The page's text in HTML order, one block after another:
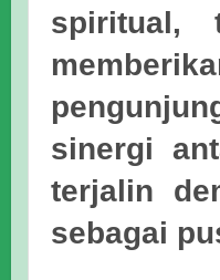
spiritual,
sinergi
terjalin
sebagai